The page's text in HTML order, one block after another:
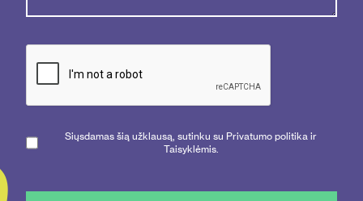
Siųsdamas šią užklausą, sutinku su Privatumo politika ir
Taisyklėmis.